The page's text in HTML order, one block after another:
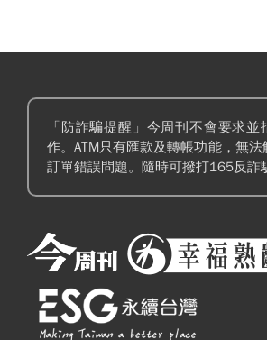
「防詐騙提醒」今周刊不會要求並
作。ATM只有匯款及轉帳功能，無
訂單錯誤問題。隨時可撥打165反詐